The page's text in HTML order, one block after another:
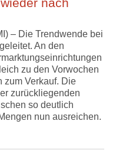
– Die Trendwende bei
An den
zu den Vorwochen
zum Verkauf. Die
zurückliegenden
so deutlich
nun ausreichen.